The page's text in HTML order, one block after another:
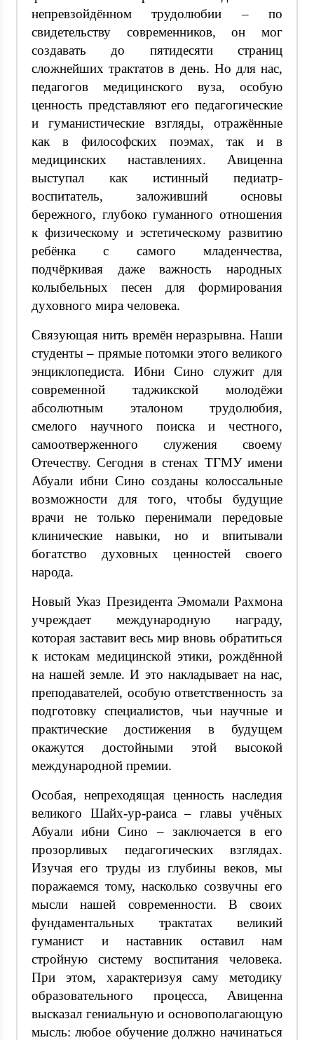
непревзойдённом трудолюбии – по
свидетельству современников, он мог
создавать до пятидесяти страниц
сложнейших трактатов в день. Но для нас,
педагогов медицинского вуза, особую
ценность представляют его педагогические
и гуманистические взгляды, отражённые
как в философских поэмах, так и в
медицинских наставлениях. Авиценна
выступал как истинный педиатр-
воспитатель, заложивший основы
бережного, глубоко гуманного отношения
к физическому и эстетическому развитию
ребёнка с самого младенчества,
подчёркивая даже важность народных
колыбельных песен для формирования
духовного мира человека.
Связующая нить времён неразрывна. Наши
студенты – прямые потомки этого великого
энциклопедиста. Ибни Сино служит для
современной таджикской молодёжи
абсолютным эталоном трудолюбия,
смелого научного поиска и честного,
самоотверженного служения своему
Отечеству. Сегодня в стенах ТГМУ имени
Абуали ибни Сино созданы колоссальные
возможности для того, чтобы будущие
врачи не только перенимали передовые
клинические навыки, но и впитывали
богатство духовных ценностей своего
народа.
Новый Указ Президента Эмомали Рахмона
учреждает международную награду,
которая заставит весь мир вновь обратиться
к истокам медицинской этики, рождённой
на нашей земле. И это накладывает на нас,
преподавателей, особую ответственность за
подготовку специалистов, чьи научные и
практические достижения в будущем
окажутся достойными этой высокой
международной премии.
Особая, непреходящая ценность наследия
великого Шайх-ур-раиса – главы учёных
Абуали ибни Сино – заключается в его
прозорливых педагогических взглядах.
Изучая его труды из глубины веков, мы
поражаемся тому, насколько созвучны его
мысли нашей современности. В своих
фундаментальных трактатах великий
гуманист и наставник оставил нам
стройную систему воспитания человека.
При этом, характеризуя саму методику
образовательного процесса, Авиценна
высказал гениальную и основополагающую
мысль: любое обучение должно начинаться